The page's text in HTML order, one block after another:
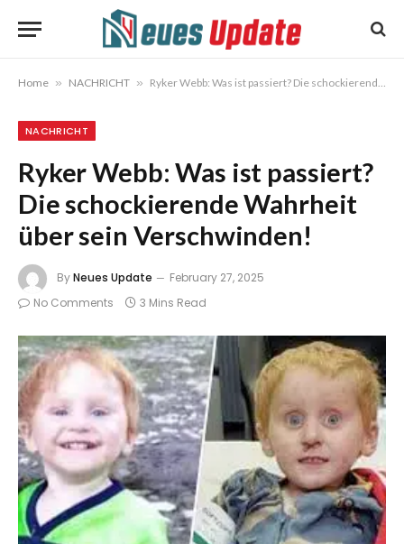
Home » NACHRICHT » Ryker Webb: Was ist passiert? Die schockierende Wahrheit über sein Verschwinden!
NACHRICHT
Ryker Webb: Was ist passiert?
Die schockierende Wahrheit
über sein Verschwinden!
ByNeues Update
February 27, 2025
No Comments
3 Mins Read